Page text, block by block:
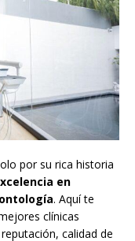
por su rica historia
en
. Aquí te
clínicas
calidad de